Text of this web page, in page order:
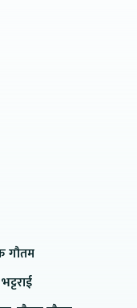
गौतम